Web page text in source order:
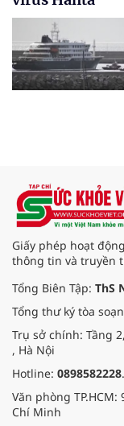
Giấy phép hoạt
thông tin và truyền
Tổng Biên Tập: ThS
Tổng thư ký tòa
Trụ sở chính: Tầng
, Hà Nội
Hotline: 0898582228
Văn phòng
Chí Minh